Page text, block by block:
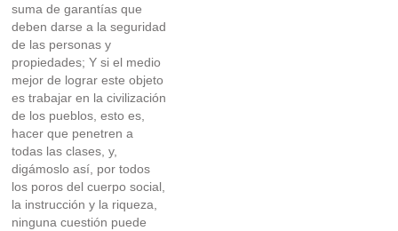
suma de garantías que
deben darse a la seguridad
de las personas y
propiedades; Y si el medio
mejor de lograr este objeto
es trabajar en la civilización
de los pueblos, esto es,
hacer que penetren a
todas las clases, y,
digámoslo así, por todos
los poros del cuerpo social,
la instrucción y la riqueza,
ninguna cuestión puede